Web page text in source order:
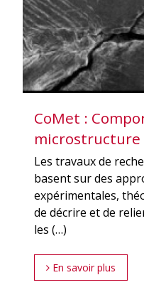
CoMet :
microstructure
Les travaux de
basent sur des
expérimentales,
de décrire et de
les (…)
En savoir plus